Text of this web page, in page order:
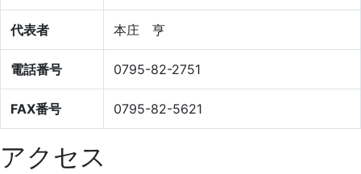
代表者 本庄 亨
電話番号 0795-82-2751
FAX番号 0795-82-5621
アクセス